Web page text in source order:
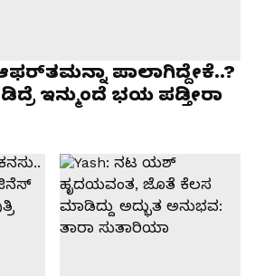
ಪಾಲಾಗಿದ್ದೇಕೆ..?
ಇನ್ಮುಂದೆ ಭಯ ಪಡ್ತೀರಾ